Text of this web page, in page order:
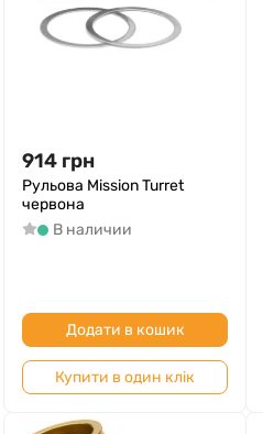
914 грн
Рульова Mission Turret
червона
В наличии
Додати в кошик
Купити в один клік